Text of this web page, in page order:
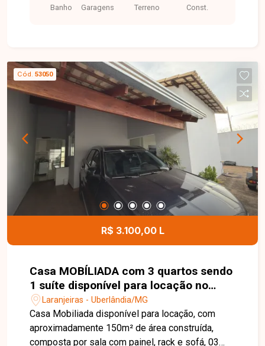
comercial com aproximadamente 2.500m² de
completa para operações industriais, logísticas,
centros de distribuição, armazenagem ou
empresas de grande porte. Sua localização
privilegiada, com rápido acesso à Rodovia BR-
365, proporciona praticidade e eficiência para as
atividades comerciais. Entre em contato para
mais informações e agende uma visita para
conhecer esta excelente oportunidade comercial.
Banho Garagens Terreno Const.
Cód. 53050
R$ 3.100,00 L
Casa MOBÍLIADA com 3 quartos sendo
1 suíte disponível para locação no
bairro Laranjeiras em Uberlândia-MG
Laranjeiras - Uberlândia/MG
Casa Mobiliada disponível para locação, com
aproximadamente 150m² de área construída,
composta por sala com painel, rack e sofá, 03